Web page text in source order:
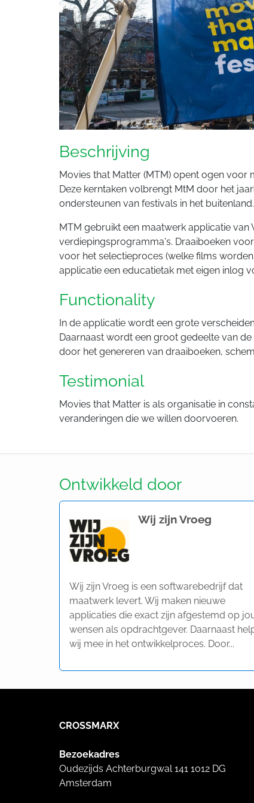
Beschrijving
Movies that Matter (MTM) opent ogen
Deze kerntaken volbrengt MtM door het
ondersteunen van festivals in het buitenland.
MTM gebruikt een maatwerk applicatie
verdiepingsprogramma's. Draaiboeken
voor het selectieproces (welke films
applicatie een educatietak met eigen inlog
Functionality
In de applicatie wordt een grote
Daarnaast wordt een groot gedeelte van
door het genereren van draaiboeken,
Testimonial
Movies that Matter is als organisatie in
veranderingen die we willen doorvoeren.
Ontwikkeld door
Wij zijn Vroeg
Wij zijn Vroeg is een softwarebedrijf dat
maatwerk levert. Wij maken nieuwe
applicaties die exact zijn afgestemd op
wensen als opdrachtgever. Daarnaast
wij mee in het ontwikkelproces. Door...
CROSSMARX
Bezoekadres
Oudezijds Achterburgwal 141 1012 DG
Amsterdam